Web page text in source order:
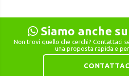
Siamo anche
Non trovi quello che cerchi? Contattaci
una proposta rapida e